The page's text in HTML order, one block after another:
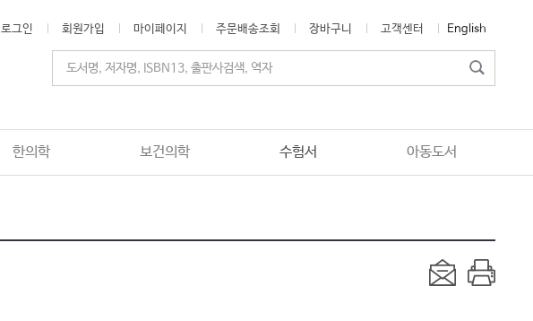
로그인 회원가입 마이페이지 주문배송조회 장바구니 고객센터 English
한의학 보건의학 수험서 아동도서